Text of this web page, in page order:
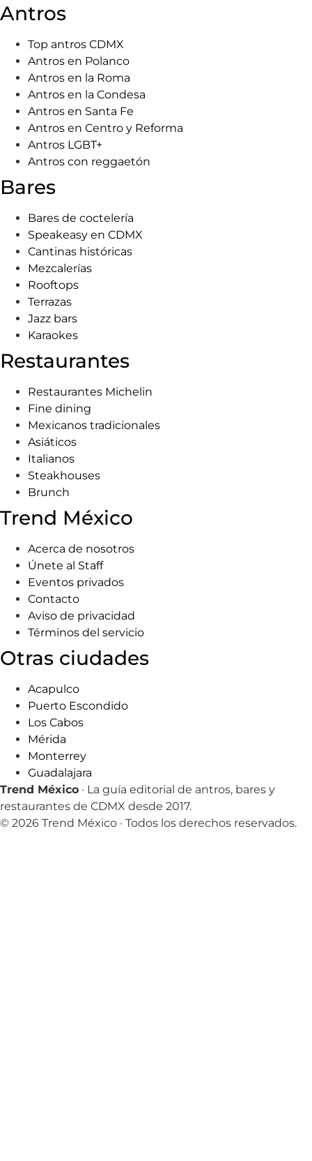
Antros
Top antros CDMX
Antros en Polanco
Antros en la Roma
Antros en la Condesa
Antros en Santa Fe
Antros en Centro y Reforma
Antros LGBT+
Antros con reggaetón
Bares
Bares de coctelería
Speakeasy en CDMX
Cantinas históricas
Mezcalerías
Rooftops
Terrazas
Jazz bars
Karaokes
Restaurantes
Restaurantes Michelin
Fine dining
Mexicanos tradicionales
Asiáticos
Italianos
Steakhouses
Brunch
Trend México
Acerca de nosotros
Únete al Staff
Eventos privados
Contacto
Aviso de privacidad
Términos del servicio
Otras ciudades
Acapulco
Puerto Escondido
Los Cabos
Mérida
Monterrey
Guadalajara
Trend México · La guía editorial de antros, bares y
restaurantes de CDMX desde 2017.
© 2026 Trend México · Todos los derechos reservados.